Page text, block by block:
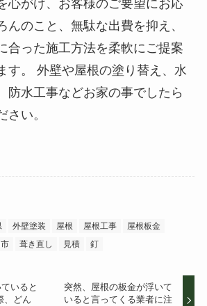
心がけ、お客様のご要望にお応
んのこと、無駄な出費を抑え、
合った施工方法を柔軟にご提案
す。 外壁や屋根の塗り替え、水
防水工事などお家の事でしたら
さい。
外壁塗装 屋根 屋根工事
屋根板金
葺き直し 見積 釘
いると
、どん
突然、屋根の板金が浮いて
いると言ってくる業者に注